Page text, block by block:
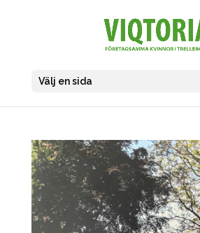
Välj en sida